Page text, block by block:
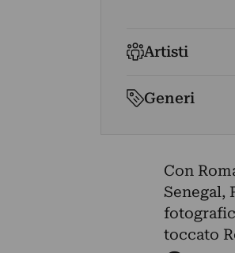
Artisti
Generi
Con
Senegal,
toccato